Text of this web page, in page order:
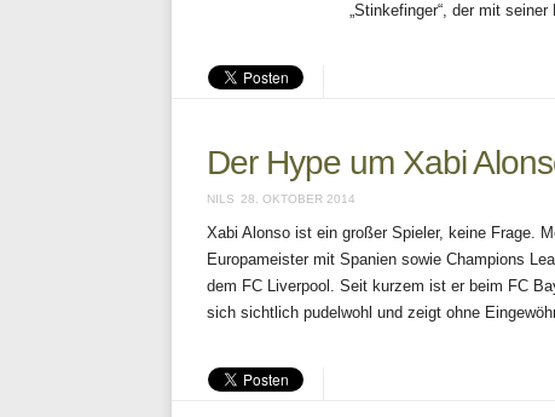
„Stinkefinger“, der mit
Der Hype um Xabi
NILS 28. OKTOBER 2014
Xabi Alonso ist ein großer Spieler, keine Frage.
Europameister mit Spanien sowie Champions
dem FC Liverpool. Seit kurzem ist er beim FC
sich sichtlich pudelwohl und zeigt ohne